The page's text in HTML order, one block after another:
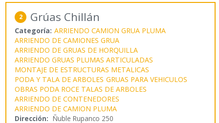
2 Grúas Chillán
Categoría: ARRIENDO CAMION GRUA PLUMA
ARRIENDO DE CAMIONES GRUA
ARRIENDO DE GRUAS DE HORQUILLA
ARRIENDO GRUAS PLUMAS ARTICULADAS
MONTAJE DE ESTRUCTURAS METALICAS
PODA Y TALA DE ARBOLES GRUAS PARA VEHICULOS
OBRAS PODA ROCE TALAS DE ARBOLES
ARRIENDO DE CONTENEDORES
ARRIENDO DE CAMION PLUMA
Dirección: Ñuble Rupanco 250